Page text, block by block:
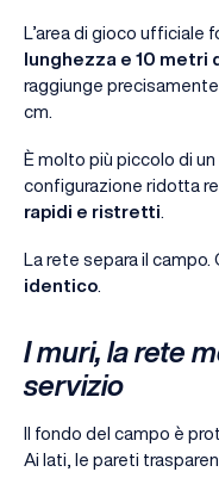
L’area di gioco ufficiale
lunghezza e 10 metri
raggiunge precisamente
cm.
È molto più piccolo di
configurazione ridotta
rapidi e ristretti
La rete separa il campo.
identico
I muri, la rete
servizio
Il fondo del campo è
Ai lati, le pareti